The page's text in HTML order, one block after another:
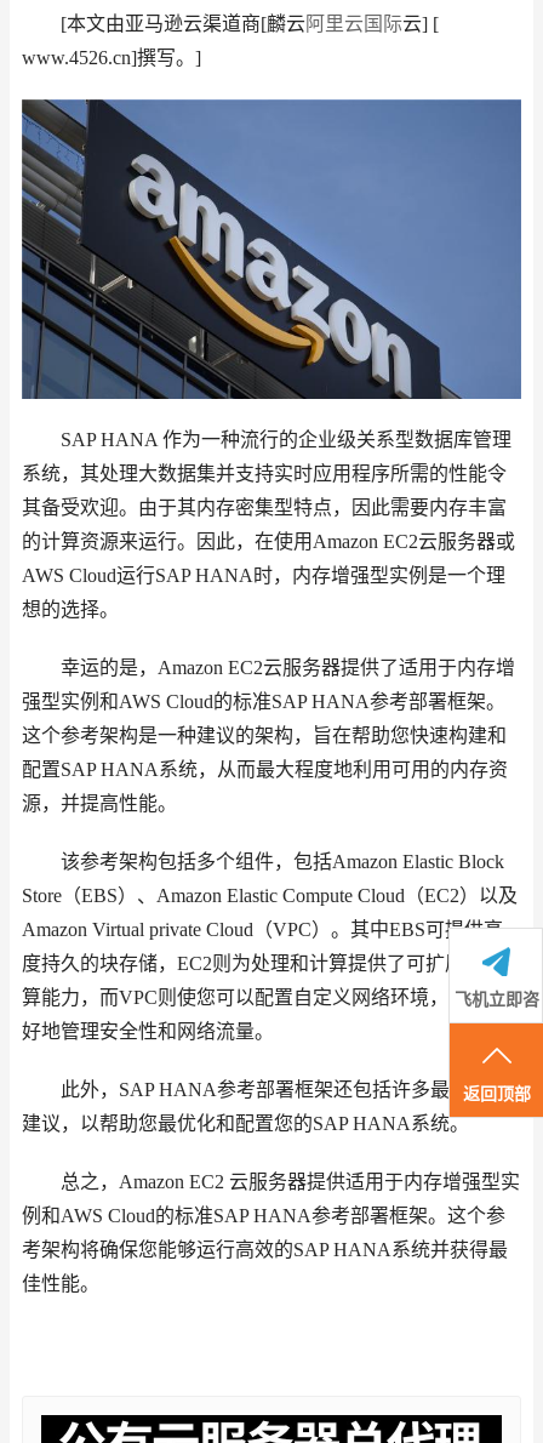
[本文由亚马逊云渠道商[麟云 阿里云国际云] [
www.4526.cn]撰写。]
SAP HANA 作为一种流行的企业级关系型数据库管理
系统，其处理大数据集并支持实时应用程序所需的性能令
其备受欢迎。由于其内存密集型特点，因此需要内存丰富
的计算资源来运行。因此，在使用Amazon EC2云服务器或
AWS Cloud运行SAP HANA时，内存增强型实例是一个理
想的选择。
幸运的是，Amazon EC2云服务器提供了适用于内存增
强型实例和AWS Cloud的标准SAP HANA参考部署框架。
这个参考架构是一种建议的架构，旨在帮助您快速构建和
配置SAP HANA系统，从而最大程度地利用可用的内存资
源，并提高性能。
该参考架构包括多个组件，包括Amazon Elastic Block
Store（EBS）、Amazon Elastic Compute Cloud（EC2）以及
Amazon Virtual private Cloud（VPC）。其中EBS可提供高
度持久的块存储，EC2则为处理和计算提供了可扩展的计
算能力，而VPC则使您可以配置自定义网络环境，以便更
好地管理安全性和网络流量。
此外，SAP HANA参考部署框架还包括许多最佳实践
建议，以帮助您最优化和配置您的SAP HANA系统。
总之，Amazon EC2 云服务器提供适用于内存增强型实
例和AWS Cloud的标准SAP HANA参考部署框架。这个参
考架构将确保您能够运行高效的SAP HANA系统并获得最
佳性能。
飞机立即咨
询
返回顶部